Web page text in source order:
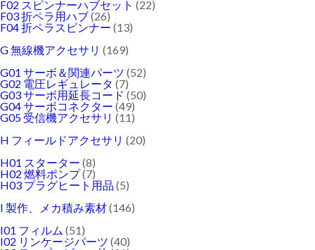
F02 スピンナーハブセット (22)
F03 折ペラ用ハブ(26)
F04 折ペラスピンナー (13)
G 無線機アクセサリ (169)
G01 サーボ＆関連パーツ (52)
G02 電圧レギュレータ (7)
G03 サーボ用延長コード (50)
G04 サーボコネクター (49)
G05 受信機アクセサリ (11)
H フィールドアクセサリ (20)
H01 スターター (8)
H02 燃料ポンプ(7)
H03 プラグヒート用品 (5)
I 製作、メカ積み素材(146)
I01 フィルム (51)
I02 リンケージパーツ (40)